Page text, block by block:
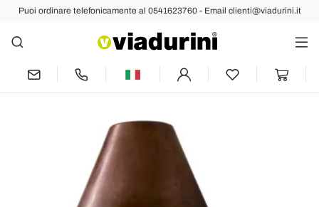
Puoi ordinare telefonicamente al 0541623760 - Email clienti@viadurini.it
Indietro Prec Succ
Applique Murale da Esterno in Ottone e
Rame Made in Italy - Spada